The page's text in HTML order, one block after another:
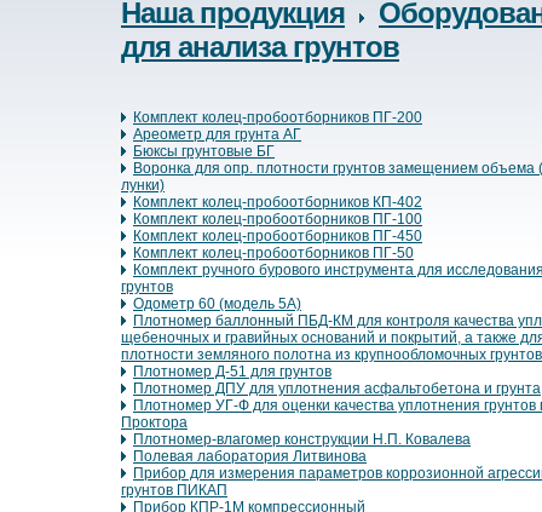
Наша продукция
для анализа грунтов
Комплект колец-пробоотборников ПГ-200
Ареометр для грунта АГ
Бюксы грунтовые БГ
Воронка для опр. плотности грунтов замещением объема
лунки)
Комплект колец-пробоотборников КП-402
Комплект колец-пробоотборников ПГ-100
Комплект колец-пробоотборников ПГ-450
Комплект колец-пробоотборников ПГ-50
Комплект ручного бурового инструмента для
грунтов
Одометр 60 (модель 5А)
Плотномер баллонный ПБД-КМ для контроля качества
щебеночных и гравийных оснований и покрытий, а также
плотности земляного полотна из крупнообломочных грунтов
Плотномер Д-51 для грунтов
Плотномер ДПУ для уплотнения асфальтобетона и грунта
Плотномер УГ-Ф для оценки качества уплотнения грунтов
Проктора
Плотномер-влагомер конструкции Н.П. Ковалева
Полевая лаборатория Литвинова
Прибор для измерения параметров коррозионной
грунтов ПИКАП
Прибор КПР-1М компрессионный